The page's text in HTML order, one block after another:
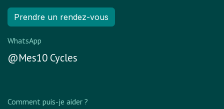
Prendre un rendez-vous
WhatsApp
@Mes10 Cycles
Comment puis-je aider ?